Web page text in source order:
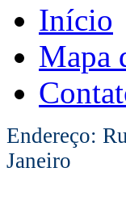
Início
Mapa
Endereço:
Janeiro